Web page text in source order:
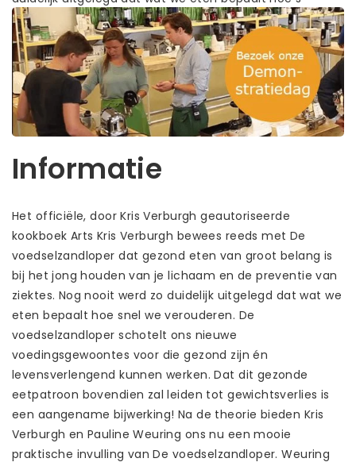
Informatie
Het officiële, door Kris Verburgh geautoriseerde
kookboek Arts Kris Verburgh bewees reeds met De
voedselzandloper dat gezond eten van groot belang is
bij het jong houden van je lichaam en de preventie van
ziektes. Nog nooit werd zo duidelijk uitgelegd dat wat we
eten bepaalt hoe snel we verouderen. De
voedselzandloper schotelt ons nieuwe
voedingsgewoontes voor die gezond zijn én
levensverlengend kunnen werken. Dat dit gezonde
eetpatroon bovendien zal leiden tot gewichtsverlies is
een aangename bijwerking! Na de theorie bieden Kris
Verburgh en Pauline Weuring ons nu een mooie
praktische invulling van De voedselzandloper. Weuring